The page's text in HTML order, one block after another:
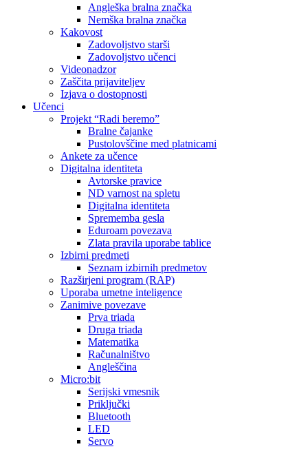
Angleška bralna značka
Nemška bralna značka
Kakovost
Zadovoljstvo starši
Zadovoljstvo učenci
Videonadzor
Zaščita prijaviteljev
Izjava o dostopnosti
Učenci
Projekt “Radi beremo”
Bralne čajanke
Pustolovščine med platnicami
Ankete za učence
Digitalna identiteta
Avtorske pravice
ND varnost na spletu
Digitalna identiteta
Sprememba gesla
Eduroam povezava
Zlata pravila uporabe tablice
Izbirni predmeti
Seznam izbirnih predmetov
Razširjeni program (RAP)
Uporaba umetne inteligence
Zanimive povezave
Prva triada
Druga triada
Matematika
Računalništvo
Angleščina
Micro:bit
Serijski vmesnik
Priključki
Bluetooth
LED
Servo